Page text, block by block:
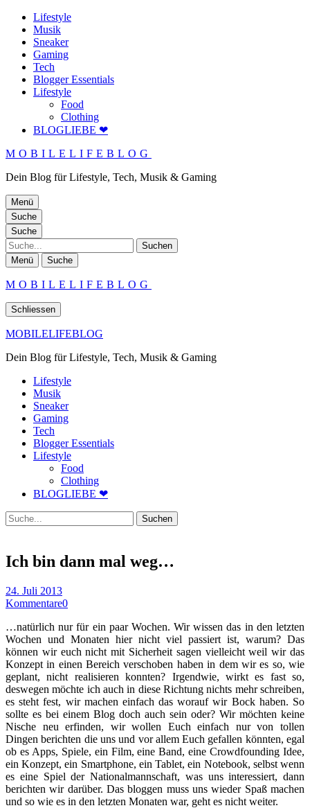
Lifestyle
Musik
Sneaker
Gaming
Tech
Blogger Essentials
Lifestyle
Food
Clothing
BLOGLIEBE ❤
MOBILELIFEBLOG
Dein Blog für Lifestyle, Tech, Musik & Gaming
Menü
Suche
Suche
Suche
Menü Suche
MOBILELIFEBLOG
Schliessen
MOBILELIFEBLOG
Dein Blog für Lifestyle, Tech, Musik & Gaming
Lifestyle
Musik
Sneaker
Gaming
Tech
Blogger Essentials
Lifestyle
Food
Clothing
BLOGLIEBE ❤
Suche
Ich bin dann mal weg…
24. Juli 2013
Kommentare0
…natürlich nur für ein paar Wochen. Wir wissen das in den letzten
Wochen und Monaten hier nicht viel passiert ist, warum? Das
können wir euch nicht mit Sicherheit sagen vielleicht weil wir das
Konzept in einen Bereich verschoben haben in dem wir es so, wie
geplant, nicht realisieren konnten? Irgendwie, wirkt es fast so,
deswegen möchte ich auch in diese Richtung nichts mehr schreiben,
es steht fest, wir machen einfach das worauf wir Bock haben. So
sollte es bei einem Blog doch auch sein oder? Wir möchten keine
Nische neu erfinden, wir wollen Euch einfach nur von tollen
Dingen berichten die uns und vor allem Euch gefallen könnten, egal
ob es Apps, Spiele, ein Film, eine Band, eine Crowdfounding Idee,
ein Konzept, ein Smartphone, ein Tablet, ein Notebook, selbst wenn
es eine Spiel der Nationalmannschaft, was uns interessiert, dann
berichten wir darüber. Das bloggen muss uns wieder Spaß machen
und so wie es in den letzten Monaten war, geht es nicht weiter.